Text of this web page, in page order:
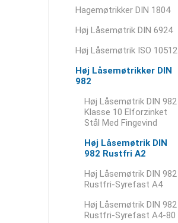
Hagemøtrikker DIN 1804
Høj Låsemøtrik DIN 6924
Høj Låsemøtrik ISO 10512
Høj Låsemøtrikker DIN
982
Høj Låsemøtrik DIN 982
Klasse 10 Elforzinket
Stål Med Fingevind
Høj Låsemøtrik DIN
982 Rustfri A2
Høj Låsemøtrik DIN 982
Rustfri-Syrefast A4
Høj Låsemøtrik DIN 982
Rustfri-Syrefast A4-80